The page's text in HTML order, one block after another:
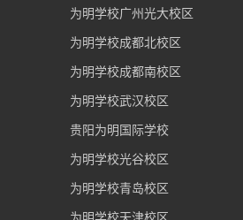
为明学校广州光大校区
为明学校成都北校区
为明学校成都南校区
为明学校武汉校区
贵阳为明国际学校
为明学校光谷校区
为明学校青岛校区